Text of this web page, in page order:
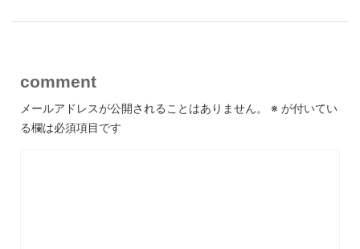
comment
メールアドレスが公開されることはありません。 ※ が付いてい
る欄は必須項目です